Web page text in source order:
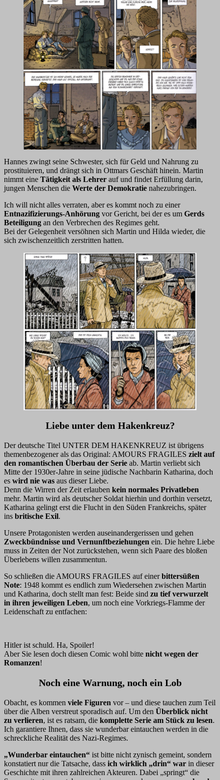
Hannes zwingt seine Schwester, sich für Geld und Nahrung zu
prostituieren, und drängt sich in Ottmars Geschäft hinein. Martin
nimmt eine Tätigkeit als Lehrer auf und findet Erfüllung darin,
jungen Menschen die Werte der Demokratie nahezubringen.
Ich will nicht alles verraten, aber es kommt noch zu einer
Entnazifizierungs-Anhörung vor Gericht, bei der es um Gerds
Beteiligung an den Verbrechen des Regimes geht.
Bei der Gelegenheit versöhnen sich Martin und Hilda wieder, die
sich zwischenzeitlich zerstritten hatten.
Liebe unter dem Hakenkreuz?
Der deutsche Titel UNTER DEM HAKENKREUZ ist übrigens
themenbezogener als das Original: AMOURS FRAGILES zielt auf
den romantischen Überbau der Serie ab. Martin verliebt sich
Mitte der 1930er-Jahre in seine jüdische Nachbarin Katharina, doch
es wird nie was aus dieser Liebe.
Denn die Wirren der Zeit erlauben kein normales Privatleben
mehr. Martin wird als deutscher Soldat hierhin und dorthin versetzt,
Katharina gelingt erst die Flucht in den Süden Frankreichs, später
ins britische Exil.
Unsere Protagonisten werden auseinandergerissen und gehen
Zweckbündnisse und Vernunftbeziehungen ein. Die hehre Liebe
muss in Zeiten der Not zurückstehen, wenn sich Paare des bloßen
Überlebens willen zusammentun.
So schließen die AMOURS FRAGILES auf einerbittersüßen
Note: 1948 kommt es endlich zum Wiedersehen zwischen Martin
und Katharina, doch stellt man fest: Beide sind zu tief verwurzelt
in ihren jeweiligen Leben, um noch eine Vorkriegs-Flamme der
Leidenschaft zu entfachen:
Hitler ist schuld. Ha, Spoiler!
Aber Sie lesen doch diesen Comic wohl bitte nicht wegen der
Romanzen!
Noch eine Warnung, noch ein Lob
Obacht, es kommen viele Figuren vor – und diese tauchen zum Teil
über die Alben verstreut sporadisch auf. Um den Überblick nicht
zu verlieren, ist es ratsam, die komplette Serie am Stück zu lesen.
Ich garantiere Ihnen, dass sie wunderbar eintauchen werden in die
schreckliche Realität des Nazi-Regimes.
„Wunderbar eintauchen“ ist bitte nicht zynisch gemeint, sondern
konstatiert nur die Tatsache, dass ich wirklich „drin“ war in dieser
Geschichte mit ihren zahlreichen Akteuren. Dabei „springt“ die